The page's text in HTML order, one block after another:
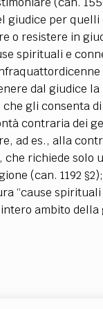
giudice per quelli
o resistere in
spirituali e
dal giudice la
gli consenta
contraria dei
ad es., alla
che richiede solo
(can. 1192
“cause spirituali
ambito della